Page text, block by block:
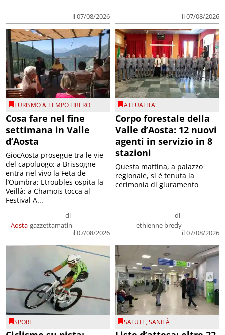
il 07/08/2026 il 07/08/2026
TURISMO & TEMPO LIBERO
Cosa fare nel fine
settimana in Valle
d’Aosta
Aosta
di
gazzettamatin
il 07/08/2026
GiocAosta prosegue tra le vie
del capoluogo; a Brissogne
entra nel vivo la Feta de
l’Oumbra; Etroubles ospita la
Veillà; a Chamois tocca al
Festival A...
ATTUALITA'
Corpo forestale della
Valle d’Aosta: 12 nuovi
agenti in servizio in 8
stazioni
di
ethienne bredy
il 07/08/2026
Questa mattina, a palazzo
regionale, si è tenuta la
cerimonia di giuramento
SPORT SALUTE,SANITÀ